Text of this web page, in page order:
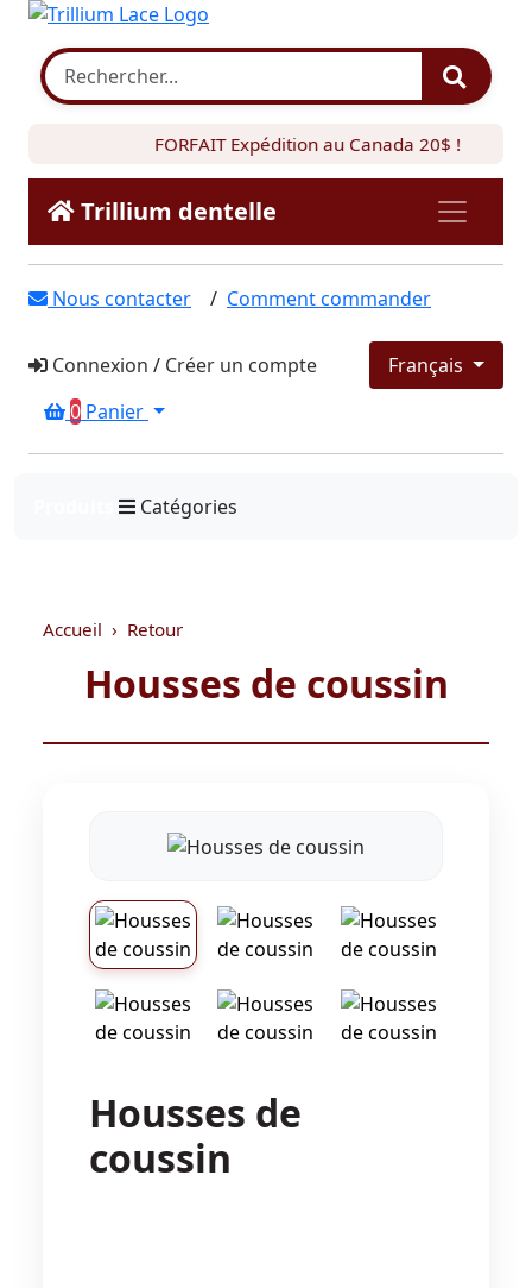
FORFAIT Expédition au Canada 20$ !
Trillium dentelle
Nous contacter / Comment commander
Connexion / Créer un compte
Français
0 Panier
Catégories
Accueil Retour
Housses de coussin
Housses de
coussin